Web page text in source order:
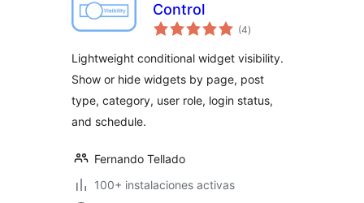
Control
(4total
de
)
Lightweight conditional widget visibility.
Show or hide widgets by page, post
type, category, user role, login status,
and schedule.
Fernando Tellado
100+ instalaciones activas